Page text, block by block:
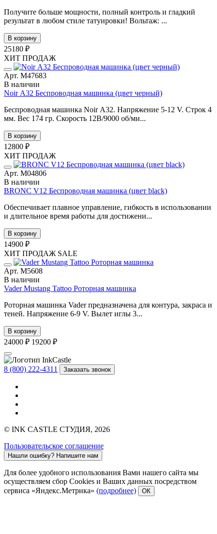
Получите больше мощности, полный контроль и гладкий
результат в любом стиле татуировки! Вольтаж: ...
В корзину
25180 ₽
ХИТ ПРОДАЖ
Арт. М47683
В наличии
Noir А32 Беспроводная машинка (цвет черный)
Беспроводная машинка Noir А32. Напряжение 5-12 V. Строк 4
мм. Вес 174 гр. Скорость 12В/9000 об/ми...
В корзину
12800 ₽
ХИТ ПРОДАЖ
Арт. М04806
В наличии
BRONC V12 Беспроводная машинка (цвет black)
Обеспечивает плавное управление, гибкость в использовании
и длительное время работы для достижени...
В корзину
14900 ₽
ХИТ ПРОДАЖ SALE
Арт. М5608
В наличии
Vader Mustang Tattoo Роторная машинка
Роторная машинка Vader предназначена для контура, закраса и
теней. Напряжение 6-9 V. Вылет иглы 3...
В корзину
24000 ₽ 19200 ₽
8 (800) 222-4311 Заказать звонок
© INK CASTLE СТУДИЯ, 2026
Пользовательское соглашение
Нашли ошибку? Напишите нам
Для более удобного использования Вами нашего сайта мы
осуществляем сбор Cookies и Ваших данных посредством
сервиса «Яндекс.Метрика» (подробнее) ОК